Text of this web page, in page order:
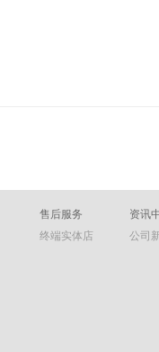
售后服务
终端实体店
资讯
公司